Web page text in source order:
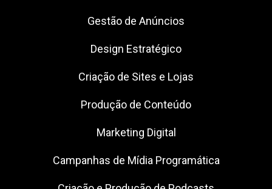
Gestão de Anúncios
Design Estratégico
Criação de Sites e Lojas
Produção de Conteúdo
Marketing Digital
Campanhas de Mídia Programática